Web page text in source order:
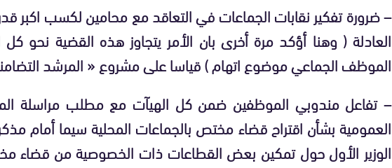
– ضرورة تفكير نقابات الجماعات في التعاقد مع محامين لكسب اكبر
العادلة ( وهنا أؤكد مرة أخرى بان الأمر يتجاوز هذه القضية نحو كل
الموظف الجماعي موضوع اتهام ) قياسا على مشروع « المرشد
– تفاعل مندوبي الموظفين ضمن كل الهيآت مع مطلب مراسلة
العمومية بشأن اقتراح قضاء مختص بالجماعات المحلية سيما أمام
الوزير الأول حول تمكين بعض القطاعات ذات الخصوصية من قضاء